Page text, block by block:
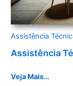
Assistência
Assistência
Veja Mais…